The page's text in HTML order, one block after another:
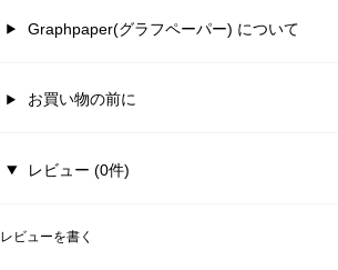
Graphpaper(グラフペーパー) について
お買い物の前に
レビュー (0件)
レビューを書く